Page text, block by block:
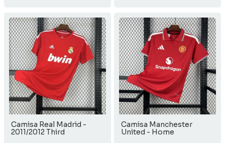
Camisa Real Madrid -
2011/2012 Third
Camisa Manchester
United - Home